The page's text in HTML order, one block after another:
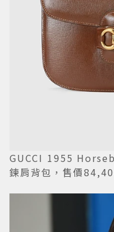
GUCCI 1955
鍊肩背包，售價